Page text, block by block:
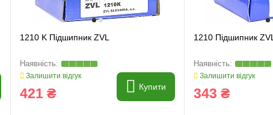
Генератори
1210 K Підшипник ZVL
Залишити відгук
421 ₴ Купити
1210 Підшипник ZVL
Залишити відгук
343 ₴